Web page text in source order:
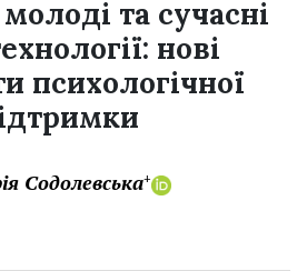
та сучасні
нові
психологічної
Содолевська+